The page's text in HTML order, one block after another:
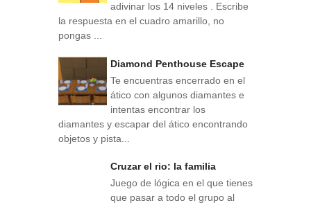
adivinar los 14 niveles . Escribe
la respuesta en el cuadro amarillo, no
pongas ...
Diamond Penthouse Escape
Te encuentras encerrado en el
ático con algunos diamantes e
intentas encontrar los
diamantes y escapar del ático encontrando
objetos y pista...
Cruzar el rio: la familia
Juego de lógica en el que tienes
que pasar a todo el grupo al